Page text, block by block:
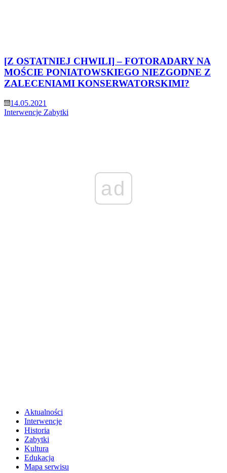
[Z OSTATNIEJ CHWILI] – FOTORADARY NA
MOŚCIE PONIATOWSKIEGO NIEZGODNE Z
ZALECENIAMI KONSERWATORSKIMI?
14.05.2021
Interwencje Zabytki
ad
Aktualności
Interwencje
Historia
Zabytki
Kultura
Edukacja
Mapa serwisu